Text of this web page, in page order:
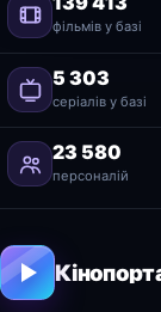
фільмів у базі
5 303
серіалів у базі
23 580
персоналій